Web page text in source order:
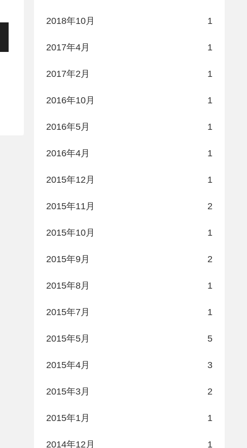
2018年10月 1
2017年4月 1
2017年2月 1
2016年10月 1
2016年5月 1
2016年4月 1
2015年12月 1
2015年11月 2
2015年10月 1
2015年9月 2
2015年8月 1
2015年7月 1
2015年5月 5
2015年4月 3
2015年3月 2
2015年1月 1
2014年12月 1